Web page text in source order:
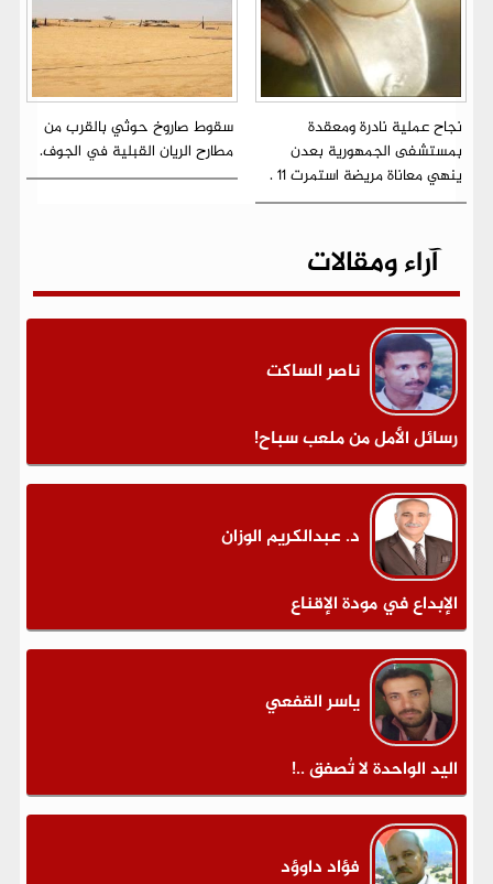
نجاح عملية نادرة ومعقدة
بمستشفى الجمهورية بعدن
ينهي معاناة مريضة استمرت 11 .
سقوط صاروخ حوثي بالقرب من
مطارح الريان القبلية في الجوف.
آراء ومقالات
ناصر الساكت
رسائل الأمل من ملعب سباح!
د. عبدالكريم الوزان
الإبداع في مودة الإقناع
ياسر القفعي
اليد الواحدة لا تُصفق ..!
فؤاد داوؤد